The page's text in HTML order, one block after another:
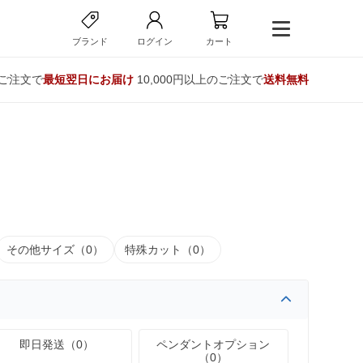
ブランド ログイン カート
注文で最短翌日にお届け10,000円以上のご注文で送料無料
その他サイズ（0） 特殊カット（0）
即日発送（0）
ペンダントオプション
（0）